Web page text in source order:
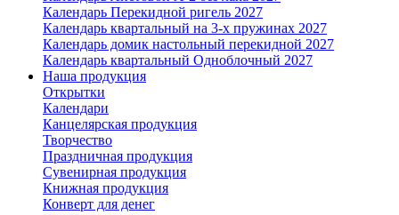
Календарь Перекидной ригель 2027
Календарь квартальный на 3-х пружинах 2027
Календарь домик настольный перекидной 2027
Календарь квартальный Одноблочный 2027
Наша продукция
Открытки
Календари
Канцелярская продукция
Творчество
Праздничная продукция
Сувенирная продукция
Книжная продукция
Конверт для денег